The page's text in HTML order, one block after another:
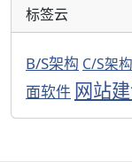
标签云
B/S架构 C/S架构
面软件 网站